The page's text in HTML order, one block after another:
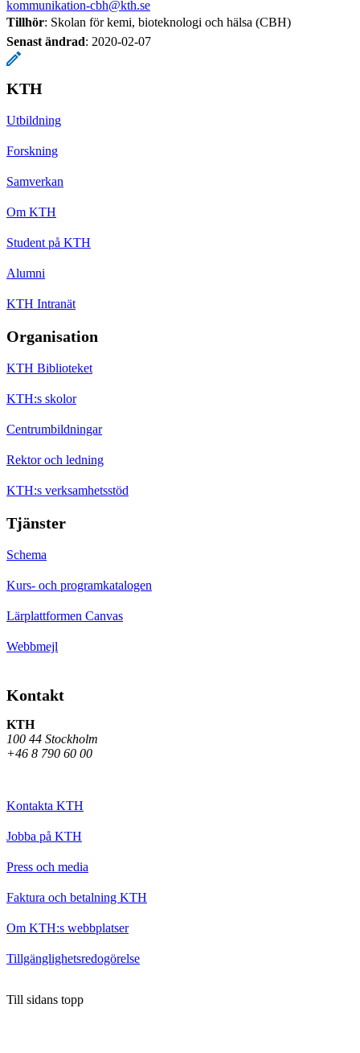
kommunikation-cbh@kth.se
Tillhör: Skolan för kemi, bioteknologi och hälsa (CBH)
Senast ändrad: 2020-02-07
KTH
Utbildning
Forskning
Samverkan
Om KTH
Student på KTH
Alumni
KTH Intranät
Organisation
KTH Biblioteket
KTH:s skolor
Centrumbildningar
Rektor och ledning
KTH:s verksamhetsstöd
Tjänster
Schema
Kurs- och programkatalogen
Lärplattformen Canvas
Webbmejl
Kontakt
KTH
100 44 Stockholm
+46 8 790 60 00
Kontakta KTH
Jobba på KTH
Press och media
Faktura och betalning KTH
Om KTH:s webbplatser
Tillgänglighetsredogörelse
Till sidans topp